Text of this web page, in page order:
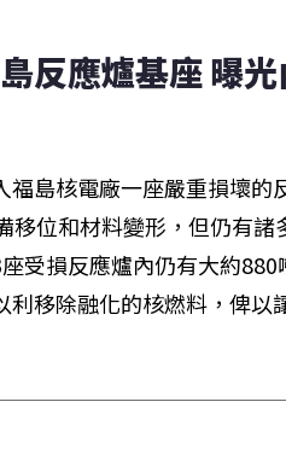
反應爐基座 曝
島核電廠一座嚴重損壞的
移位和材料變形，但仍有
受損反應爐內仍有大約
移除融化的核燃料，俾以